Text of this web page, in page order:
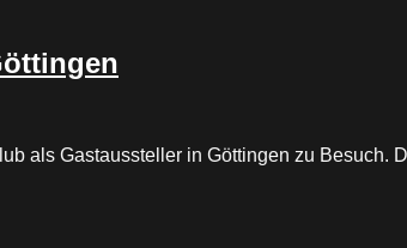
als Gastaussteller in Göttingen zu Besuch.